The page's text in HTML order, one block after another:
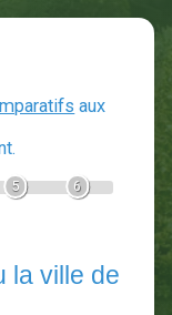
comparatifs